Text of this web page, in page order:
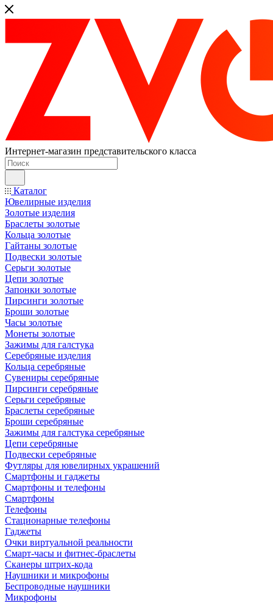
Интернет-магазин представительского класса
Каталог
Ювелирные изделия
Золотые изделия
Браслеты золотые
Кольца золотые
Гайтаны золотые
Подвески золотые
Серьги золотые
Цепи золотые
Запонки золотые
Пирсинги золотые
Броши золотые
Часы золотые
Монеты золотые
Зажимы для галстука
Серебряные изделия
Кольца серебряные
Сувениры серебряные
Пирсинги серебряные
Серьги серебряные
Браслеты серебряные
Броши серебряные
Зажимы для галстука серебряные
Цепи серебряные
Подвески серебряные
Футляры для ювелирных украшений
Смартфоны и гаджеты
Смартфоны и телефоны
Смартфоны
Телефоны
Стационарные телефоны
Гаджеты
Очки виртуальной реальности
Смарт-часы и фитнес-браслеты
Сканеры штрих-кода
Наушники и микрофоны
Беспроводные наушники
Микрофоны